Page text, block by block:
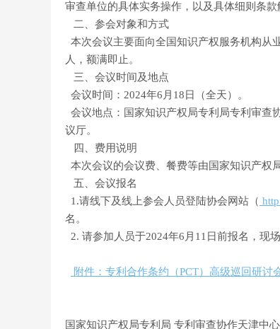
审查单位的具体实务操作，以及具体细则条款
二、参会对象和方式
本次会议主要面向全国知识产权服务机构从
人，额满即止。
三、会议时间及地点
会议时间：2024年6月18日（全天）。
会议地点：国家知识产权局专利局专利审查
议厅。
四、费用说明
本次会议的会议费、餐费等由国家知识产权
五、会议报名
1.请线下及线上参会人员登陆协会网站（
名。
2. 请参加人员于2024年6月11日前报名，现
附件：专利合作条约（PCT）高级巡回研讨
国家知识产权局专利局 专利审查协作天津中